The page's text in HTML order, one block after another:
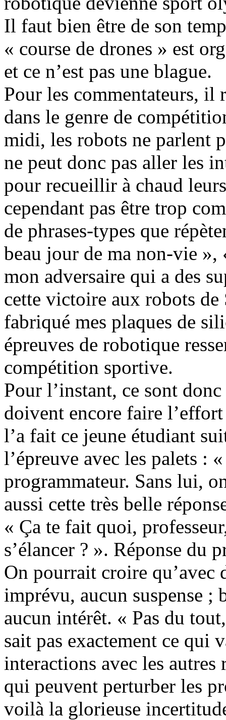
Il faut bien être de son
« course de drones » est
et ce n’est pas une blague.
Pour les commentateurs, il
dans le genre de
midi, les robots ne parlent
ne peut donc pas aller les
pour recueillir à chaud
cependant pas être trop
de phrases-types que
beau jour de ma non-vie
mon adversaire qui a des
cette victoire aux robots
fabriqué mes plaques de
épreuves de robotique
compétition sportive.
Pour l’instant, ce sont
doivent encore faire
l’a fait ce jeune étudiant
l’épreuve avec les palets :
programmateur. Sans lui,
aussi cette très belle
« Ça te fait quoi,
s’élancer ? ». Réponse du
On pourrait croire qu’avec
imprévu, aucun suspense ;
aucun intérêt. « Pas du
sait pas exactement ce qui
interactions avec les
qui peuvent perturber les
voilà la glorieuse